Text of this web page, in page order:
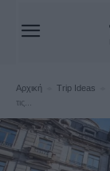
Αρχική Trip Ideas
τις...